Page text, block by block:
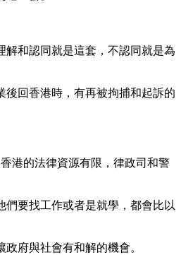
解和認同就是這套，不認同就是為
後回香港時，有再被拘捕和起訴的
港的法律資源有限，律政司和警
要找工作或者是就學，都會比以
府與社會有和解的機會。